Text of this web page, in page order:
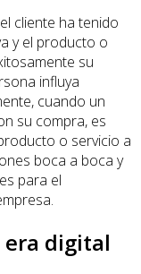
cliente ha tenido
y el producto o
su
influya
cuando un
su compra, es
o servicio a
boca a boca y
para el
digital